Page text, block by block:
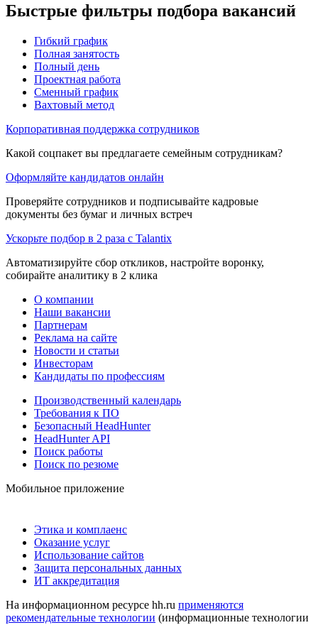
Быстрые фильтры подбора вакансий
Гибкий график
Полная занятость
Полный день
Проектная работа
Сменный график
Вахтовый метод
Корпоративная поддержка сотрудников
Какой соцпакет вы предлагаете семейным сотрудникам?
Оформляйте кандидатов онлайн
Проверяйте сотрудников и подписывайте кадровые
документы без бумаг и личных встреч
Ускорьте подбор в 2 раза с Talantix
Автоматизируйте сбор откликов, настройте воронку,
собирайте аналитику в 2 клика
О компании
Наши вакансии
Партнерам
Реклама на сайте
Новости и статьи
Инвесторам
Кандидаты по профессиям
Производственный календарь
Требования к ПО
Безопасный HeadHunter
HeadHunter API
Поиск работы
Поиск по резюме
Мобильное приложение
Этика и комплаенс
Оказание услуг
Использование сайтов
Защита персональных данных
ИТ аккредитация
На информационном ресурсе hh.ru применяются
рекомендательные технологии (информационные технологии